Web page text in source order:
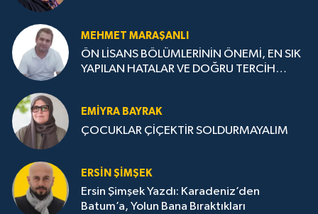
MEHMET MARAŞANLI
ÖN LİSANS BÖLÜMLERİNİN ÖNEMİ, EN SIK
YAPILAN HATALAR VE DOĞRU TERCİH
EMIYRA BAYRAK
ÇOCUKLAR ÇİÇEKTİR SOLDURMAYALIM
ERSIN ŞIMŞEK
Ersin Şimşek Yazdı: Karadeniz’den
Batum’a, Yolun Bana Bıraktıkları